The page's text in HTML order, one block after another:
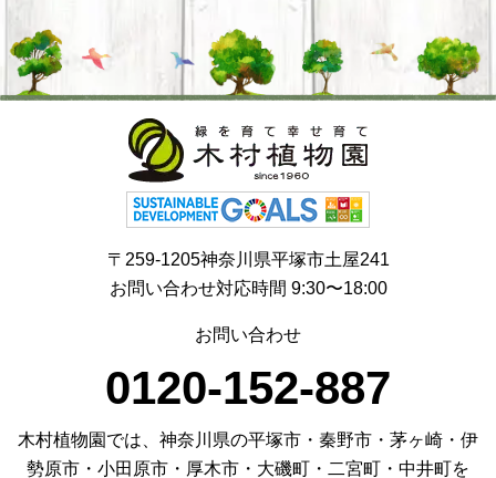
〒259-1205神奈川県平塚市土屋241
お問い合わせ対応時間 9:30〜18:00
お問い合わせ
0120-152-887
木村植物園では、神奈川県の平塚市・秦野市・茅ヶ崎・伊
勢原市・小田原市・厚木市・大磯町・二宮町・中井町を